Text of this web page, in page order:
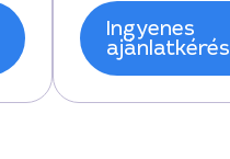
Ingyenes
ajánlatkérés